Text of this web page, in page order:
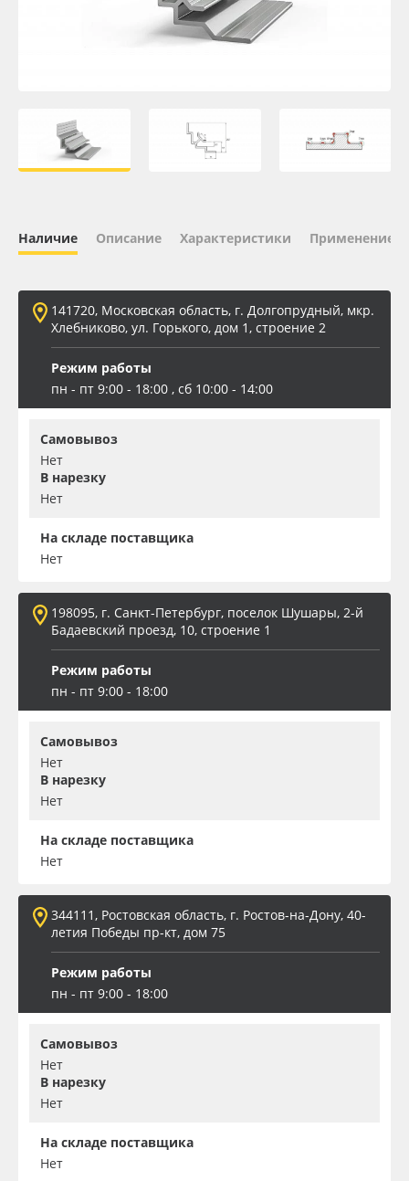
Плёнка монтажная Oratape
ПЭТ листовой
Баннер
Заготовки для сувениров
Наличие Описание Характеристики Применение
141720, Московская область, г. Долгопрудный, мкр.
Хлебниково, ул. Горького, дом 1, строение 2
Режим работы
пн - пт 9:00 - 18:00 , сб 10:00 - 14:00
Самовывоз
Нет
В нарезку
Нет
На складе поставщика
Нет
198095, г. Санкт-Петербург, поселок Шушары, 2-й
Бадаевский проезд, 10, строение 1
Режим работы
пн - пт 9:00 - 18:00
Самовывоз
Нет
В нарезку
Нет
На складе поставщика
Нет
344111, Ростовская область, г. Ростов-на-Дону, 40-
летия Победы пр-кт, дом 75
Режим работы
пн - пт 9:00 - 18:00
Самовывоз
Нет
В нарезку
Нет
На складе поставщика
Нет